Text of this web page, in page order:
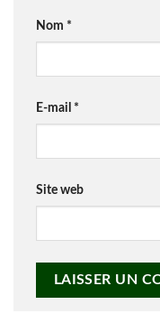
Nom *
E-mail *
Site web